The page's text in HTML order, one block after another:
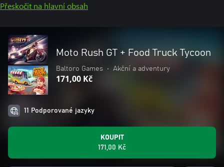
Přeskočit na hlavní obsah
Moto Rush GT + Food Truck Tycoon
Baltoro Games • Akční a adventury
171,00 Kč
11 Podporované jazyky
KOUPIT
171,00 Kč